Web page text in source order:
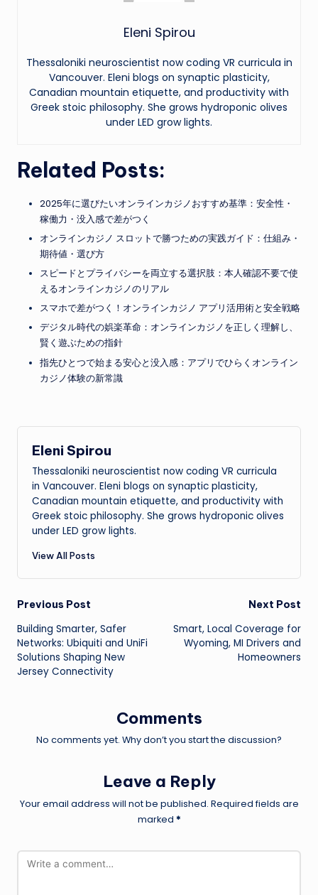
Eleni Spirou
Thessaloniki neuroscientist now coding VR curricula in
Vancouver. Eleni blogs on synaptic plasticity,
Canadian mountain etiquette, and productivity with
Greek stoic philosophy. She grows hydroponic olives
under LED grow lights.
Related Posts:
2025年に選びたいオンラインカジノおすすめ基準：安全性・
稼働力・没入感で差がつく
オンラインカジノ スロットで勝つための実践ガイド：仕組み・
期待値・選び方
スピードとプライバシーを両立する選択肢：本人確認不要で使
えるオンラインカジノのリアル
スマホで差がつく！オンラインカジノ アプリ活用術と安全戦略
デジタル時代の娯楽革命：オンラインカジノを正しく理解し、
賢く遊ぶための指針
指先ひとつで始まる安心と没入感：アプリでひらくオンライン
カジノ体験の新常識
Eleni Spirou
Thessaloniki neuroscientist now coding VR curricula
in Vancouver. Eleni blogs on synaptic plasticity,
Canadian mountain etiquette, and productivity with
Greek stoic philosophy. She grows hydroponic olives
under LED grow lights.
View All Posts
Post
navigation
Previous Post
Building Smarter, Safer
Networks: Ubiquiti and UniFi
Solutions Shaping New
Jersey Connectivity
Next Post
Smart, Local Coverage for
Wyoming, MI Drivers and
Homeowners
Comments
No comments yet. Why don’t you start the discussion?
Leave a Reply
Your email address will not be published. Required fields are
marked *